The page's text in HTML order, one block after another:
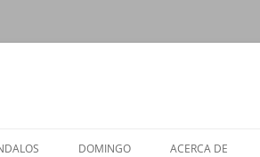
DOMINGO ACERCA DE